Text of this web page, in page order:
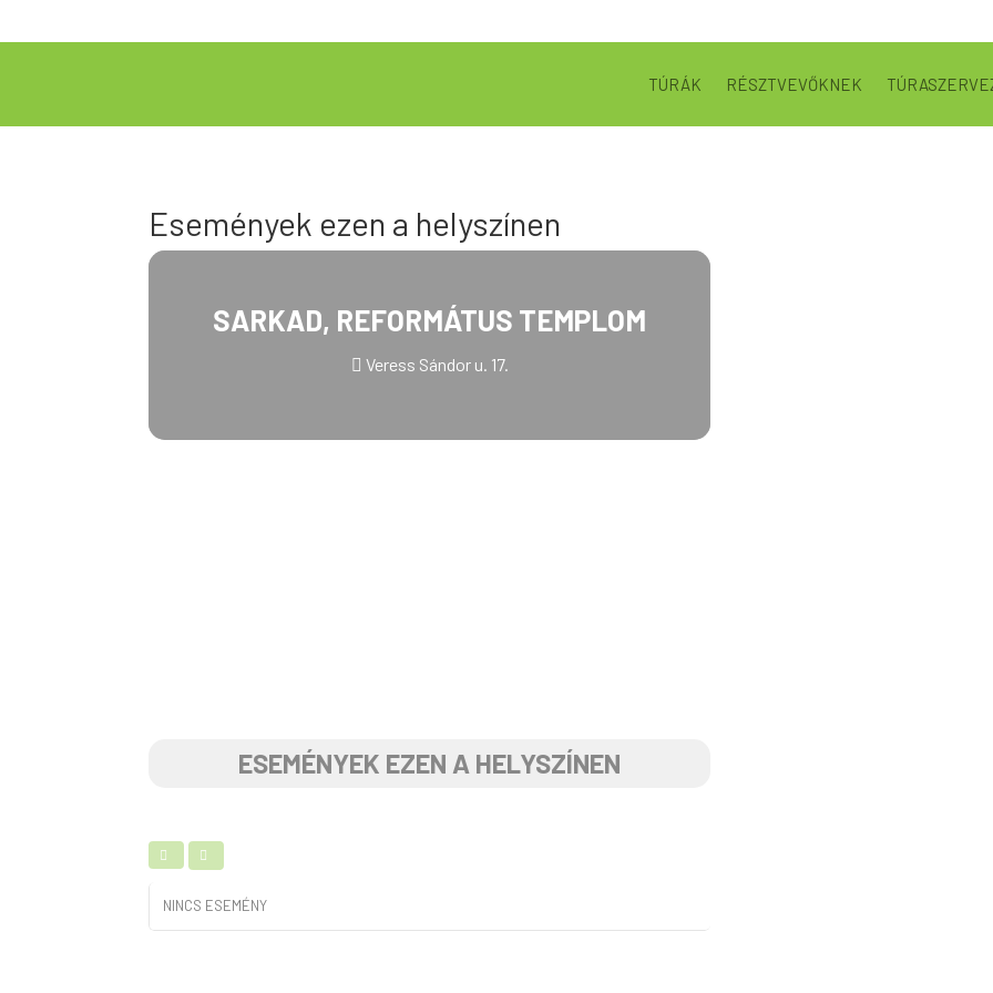
TÚRÁK RÉSZTVEVŐKNEK
Események ezen a helyszínen
SARKAD, REFORMÁTUS TEMPLOM
Veress Sándor u. 17.
ESEMÉNYEK EZEN A HELYSZÍNEN
NINCS ESEMÉNY